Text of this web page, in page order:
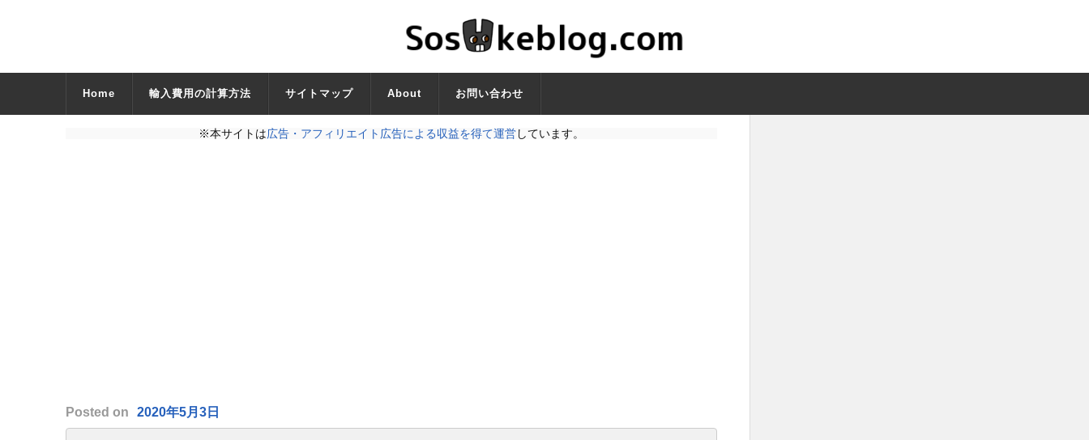
Home 輸入費用の計算方法 サイトマップ About お問い合わせ
※本サイトは広告・アフィリエイト広告による収益を得て運営しています。
Posted on 2020年5月3日